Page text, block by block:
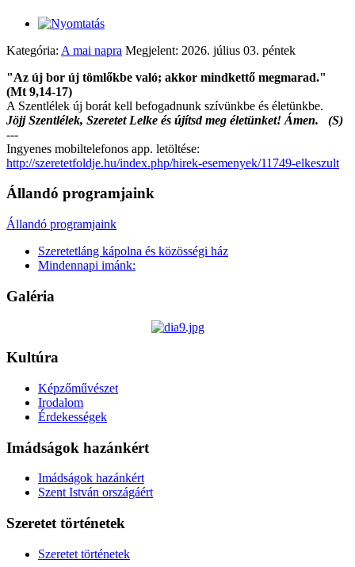
Kategória: A mai napra Megjelent: 2026. július 03. péntek
"Az új bor új tömlőkbe való; akkor mindkettő megmarad."
(Mt 9,14-17)
A Szentlélek új borát kell befogadnunk szívünkbe és életünkbe.
Jöjj Szentlélek, Szeretet Lelke és újítsd meg életünket! Ámen. (S)
---
Ingyenes mobiltelefonos app. letöltése:
http://szeretetfoldje.hu/index.php/hirek-esemenyek/11749-elkeszult
Állandó programjaink
Állandó programjaink
Szeretetláng kápolna és közösségi ház
Mindennapi imánk:
Galéria
Kultúra
Képzőművészet
Irodalom
Érdekességek
Imádságok hazánkért
Imádságok hazánkért
Szent István országáért
Szeretet történetek
Szeretet történetek